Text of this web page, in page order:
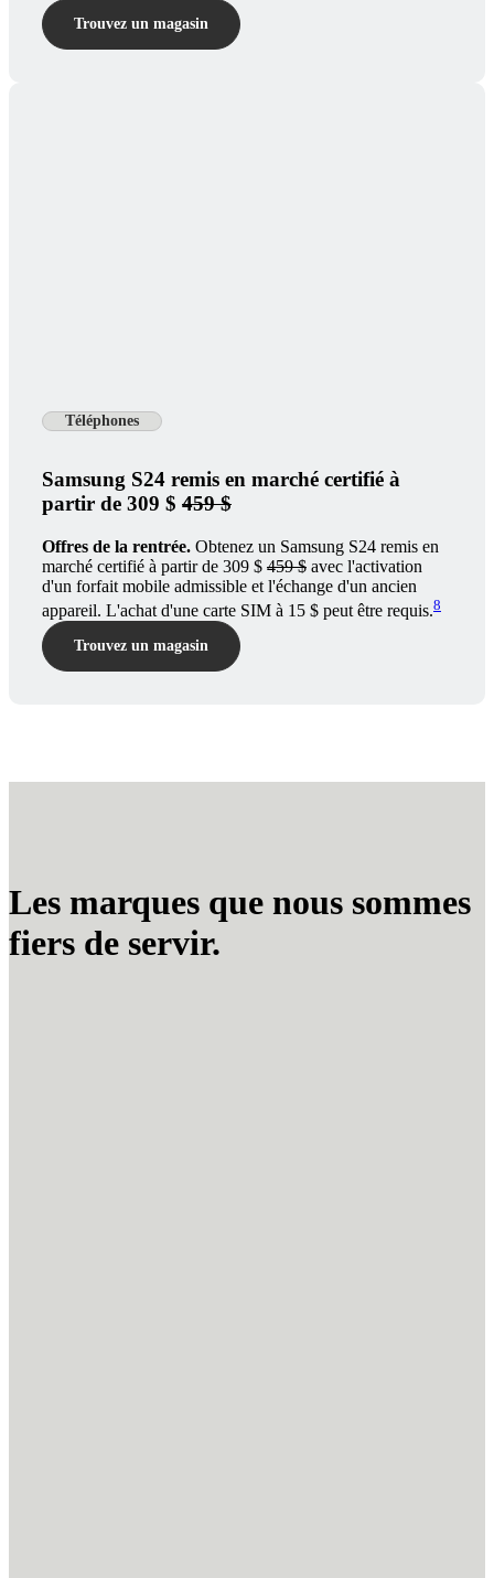
Trouvez un magasin
Téléphones
Samsung S24 remis en marché certifié à
partir de 309 $ 459 $
Offres de la rentrée. Obtenez un Samsung S24 remis en
marché certifié à partir de 309 $ 459 $ avec l'activation
d'un forfait mobile admissible et l'échange d'un ancien
appareil. L'achat d'une carte SIM à 15 $ peut être requis.8
Trouvez un magasin
Les marques que nous sommes
fiers de servir.